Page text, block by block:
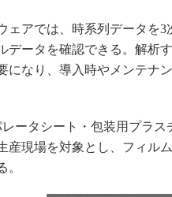
アでは、時系列データを3
データを確認できる。解析
になり、導入時やメンテナ
ータシート・包装用プラス
産現場を対象とし、フィル
。